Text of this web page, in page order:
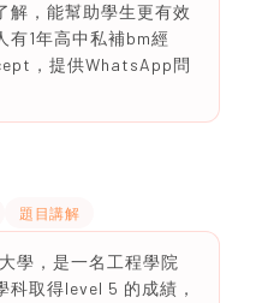
解，能幫助學生更有效
有1年高中私補bm經
，提供WhatsApp問
題目講解
學，是一名工程學院
科取得level 5 的成績，